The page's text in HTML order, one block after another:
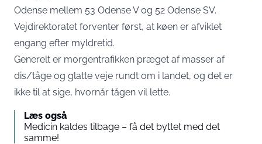
Odense mellem 53 Odense V og 52 Odense SV.
Vejdirektoratet forventer først, at køen er afviklet
engang efter myldretid.
Generelt er morgentrafikken præget af masser af
dis/tåge og glatte veje rundt om i landet, og det er
ikke til at sige, hvornår tågen vil lette.
Læs også
Medicin kaldes tilbage – få det byttet med det
samme!